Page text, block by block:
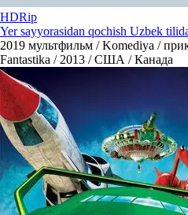
HDRip
Yer sayyorasidan qochish Uzbek
2019 мультфильм / Komediya /
Fantastika / 2013 / США / Канада